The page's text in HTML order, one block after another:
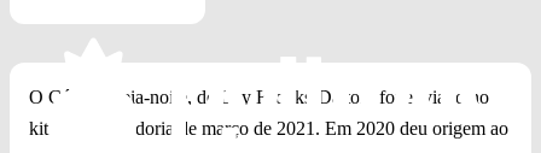
O Céu da meia-noite, de Lily Brooks-Dalton, foi enviado no
kit TAG Curadoria de março de 2021. Em 2020 deu origem ao